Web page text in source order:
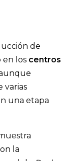
de
en los centros
varias
una etapa
la